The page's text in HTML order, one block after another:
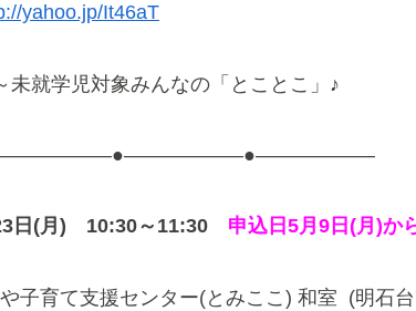
yahoo.jp/It46aT
未就学児対象みんなの「とことこ」♪
日(月) 10:30～11:30 申込日5月9日(月)か
子育て支援センター(とみここ) 和室 (明石